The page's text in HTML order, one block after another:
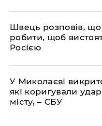
Швець розповів, що
робити, щоб
Росією
У Миколаєві
які коригували
місту, – СБУ